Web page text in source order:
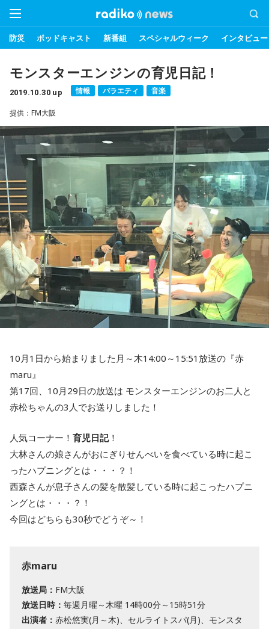
防災 ポッドキャスト 新番組 スペシャルウィーク インタビュー
モンスターエンジンの育児日記！
2019.10.30 up 情報 バラエティ 音楽
提供：FM大阪
10月1日から始まりました月～木14:00～15:51放送の『赤
maru』
第17回、10月29日の放送は モンスターエンジンのお二人と
赤松ちゃんの3人でお送りしました！
人気コーナー！ 育児日記！
大林さんの娘さんがおにぎりせんべいを食べている時に起こ
ったハプニングとは・・・？！
西森さんが息子さんの髪を散髪している時に起こったハプニ
ングとは・・・？！
今回はどちらも30秒でどうぞ～！
赤maru
放送局： FM大阪
放送日時： 毎週月曜～木曜 14時00分～15時51分
出演者： 赤松悠実(月～木)、セルライトスパ(月)、モンスタ